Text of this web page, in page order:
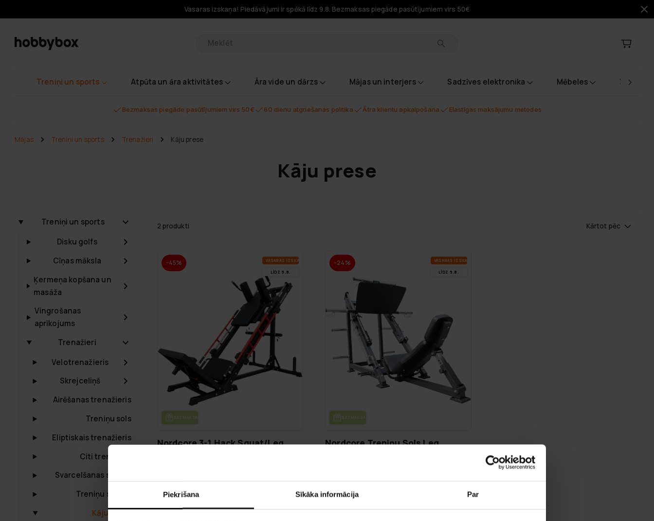
Piekrišana Sīkāka informācija Par
Vasaras izskaņa! Piedāvājumi ir spēkā līdz 9.8. Bezmaksas piegāde pasūtījumiem virs 50€
Treniņi un sports Atpūta un āra aktivitātes Āra vide un dārzs Mājas un interjers Sadzīves elektronika Mēbeles
Bezmaksas piegāde pasūtījumiem virs 50€ 60 dienu atgriešanas politika Ātra klientu apkalpošana Elastīgas maksājumu metodes
Mājas Treniņi un sports Trenažieri Kāju prese
Kāju prese
Treniņi un sports
Disku golfs
Cīņas māksla
Ķermeņa kopšana un
masāža
Vingrošanas
aprīkojums
Trenažieri
Velotrenažieris
Skrejceliņš
Airēšanas trenažieris
Treniņu sols
Eliptiskais trenažieris
Citi trenažieri
Svarcelšanas statīvs
Treniņu stacija
Kāju prese
2 produkti Kārtot pēc
-45% VA­SA­RAS IZ­SKA­ŅA
LĪDZ 9.8.
BEZ­MAK­SAS PIE­GĀ­DE
Nordcore 3-1 Hack Squat/Leg
-24% VA­SA­RAS IZ­SKA­ŅA
LĪDZ 9.8.
BEZ­MAK­SAS PIE­GĀ­DE
Nordcore Treniņu Sols Leg